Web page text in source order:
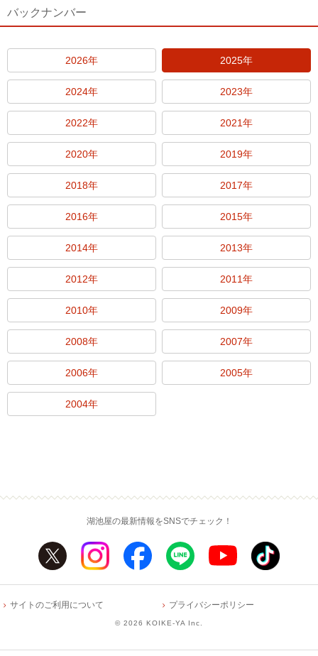
バックナンバー
2026年 2025年
2024年 2023年
2022年 2021年
2020年 2019年
2018年 2017年
2016年 2015年
2014年 2013年
2012年 2011年
2010年 2009年
2008年 2007年
2006年 2005年
2004年
湖池屋の最新情報をSNSでチェック！
サイトのご利用について プライバシーポリシー
© 2026 KOIKE-YA Inc.